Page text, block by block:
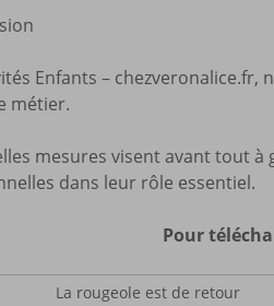
Enfants –
métier.
mesures visent avant tout
dans leur rôle essentiel.
Pour
La rougeole est de retour